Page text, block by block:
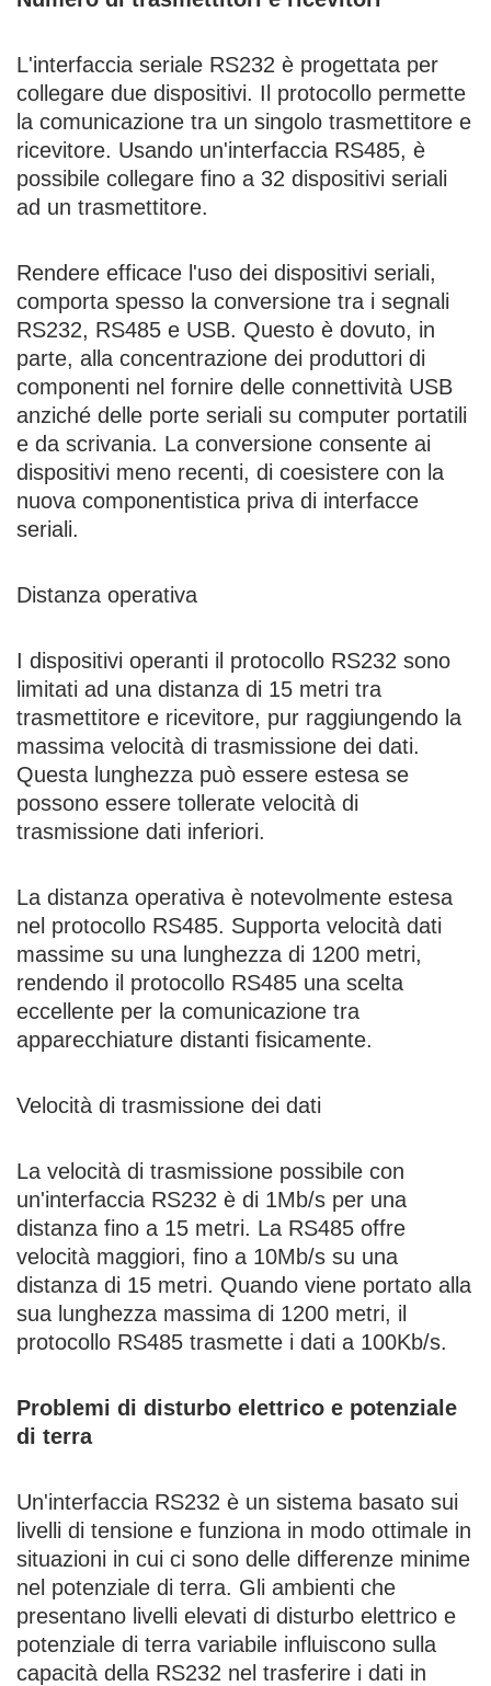
L'interfaccia seriale RS232 è progettata per
collegare due dispositivi. Il protocollo permette
la comunicazione tra un singolo trasmettitore e
ricevitore. Usando un'interfaccia RS485, è
possibile collegare fino a 32 dispositivi seriali
ad un trasmettitore.
Rendere efficace l'uso dei dispositivi seriali,
comporta spesso la conversione tra i segnali
RS232, RS485 e USB. Questo è dovuto, in
parte, alla concentrazione dei produttori di
componenti nel fornire delle connettività USB
anziché delle porte seriali su computer portatili
e da scrivania. La conversione consente ai
dispositivi meno recenti, di coesistere con la
nuova componentistica priva di interfacce
seriali.
Distanza operativa
I dispositivi operanti il protocollo RS232 sono
limitati ad una distanza di 15 metri tra
trasmettitore e ricevitore, pur raggiungendo la
massima velocità di trasmissione dei dati.
Questa lunghezza può essere estesa se
possono essere tollerate velocità di
trasmissione dati inferiori.
La distanza operativa è notevolmente estesa
nel protocollo RS485. Supporta velocità dati
massime su una lunghezza di 1200 metri,
rendendo il protocollo RS485 una scelta
eccellente per la comunicazione tra
apparecchiature distanti fisicamente.
Velocità di trasmissione dei dati
La velocità di trasmissione possibile con
un'interfaccia RS232 è di 1Mb/s per una
distanza fino a 15 metri. La RS485 offre
velocità maggiori, fino a 10Mb/s su una
distanza di 15 metri. Quando viene portato alla
sua lunghezza massima di 1200 metri, il
protocollo RS485 trasmette i dati a 100Kb/s.
Problemi di disturbo elettrico e potenziale
di terra
Un'interfaccia RS232 è un sistema basato sui
livelli di tensione e funziona in modo ottimale in
situazioni in cui ci sono delle differenze minime
nel potenziale di terra. Gli ambienti che
presentano livelli elevati di disturbo elettrico e
potenziale di terra variabile influiscono sulla
capacità della RS232 nel trasferire i dati in